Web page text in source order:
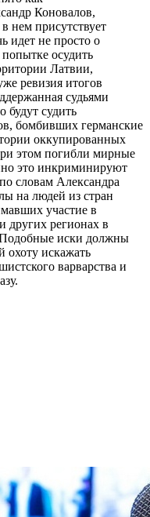
Коновалов,
нем присутствует
идет не просто о
осудить
Латвии,
ревизия итогов
судьями
судить
бомбивших германские
оккупированных
этом погибли мирные
это инкриминируют
словам Александра
на людей из стран
участие в
других регионах в
Подобные иски должны
охоту искажать
варварства и